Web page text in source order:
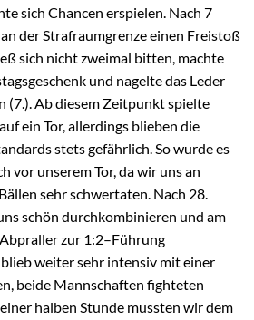
sich Chancen erspielen. Nach 7
der Strafraumgrenze einen Freistoß
sich nicht zweimal bitten, machte
und nagelte das Leder
(7.). Ab diesem Zeitpunkt spielte
ein Tor, allerdings blieben die
stets gefährlich. So wurde es
vor unserem Tor, da wir uns an
sehr schwertaten. Nach 28.
schön durchkombinieren und am
zur 1:2–Führung
weiter sehr intensiv mit einer
beide Mannschaften fighteten
halben Stunde mussten wir dem